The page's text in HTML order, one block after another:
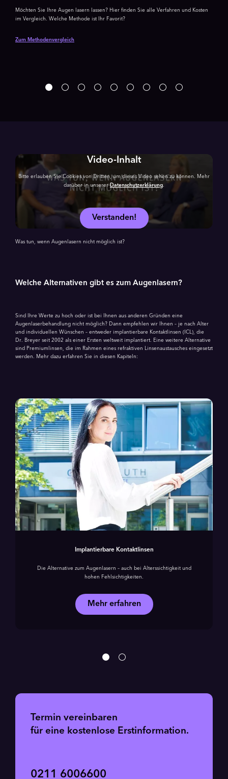
Möchten Sie Ihre Augen lasern lassen? Hier finden Sie alle Verfahren und Kosten
im Vergleich. Welche Methode ist Ihr Favorit?
Zum Methodenvergleich
Video-Inhalt
Bitte erlauben Sie Cookies von Dritten, um dieses Video sehen zu können. Mehr
darüber in unsererDatenschutzerklärung
Verstanden!
Was tun, wenn Augenlasern nicht möglich ist?
Welche Alternativen gibt es zum Augenlasern?
Sind Ihre Werte zu hoch oder ist bei Ihnen aus anderen Gründen eine
Augenlaserbehandlung nicht möglich? Dann empfehlen wir Ihnen – je nach Alter
und individuellen Wünschen – entweder implantierbare Kontaktlinsen (ICL), die
Dr. Breyer seit 2002 als einer Ersten weltweit implantiert. Eine weitere Alternative
sind Premiumlinsen, die im Rahmen eines refraktiven Linsenaustausches eingesetzt
werden. Mehr dazu erfahren Sie in diesen Kapiteln:
Implantierbare Kontaktlinsen
Die Alternative zum Augenlasern – auch bei Alterssichtigkeit und
hohen Fehlsichtigkeiten.
Mehr erfahren
Termin vereinbaren
für eine kostenlose Erstinformation.
0211 6006600